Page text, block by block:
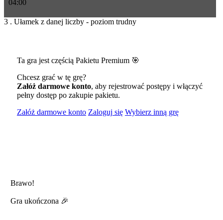
04:00
3 . Ułamek z danej liczby - poziom trudny
Ta gra jest częścią Pakietu Premium 🎯
Chcesz grać w tę grę?
Załóż darmowe konto, aby rejestrować postępy i włączyć
pełny dostęp po zakupie pakietu.
Załóż darmowe konto Zaloguj się Wybierz inną grę
Brawo!
Gra ukończona 🎉